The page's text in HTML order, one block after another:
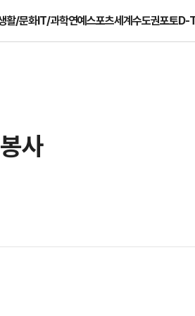
활/문화IT/과학연예스포츠세계수도권포토D-
사